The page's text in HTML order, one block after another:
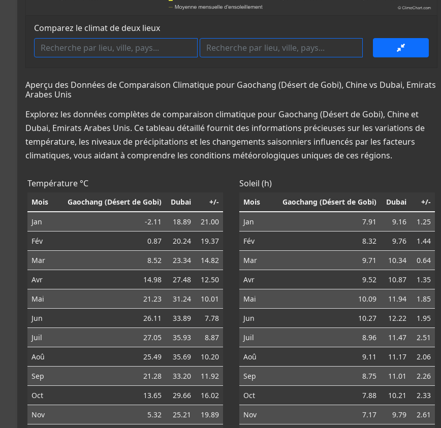
Comparez le climat de deux lieux
Aperçu des Données de Comparaison Climatique pour Gaochang (Désert de Gobi), Chine vs Dubai, Emirats
Arabes Unis
Explorez les données complètes de comparaison climatique pour Gaochang (Désert de Gobi), Chine et
Dubai, Emirats Arabes Unis. Ce tableau détaillé fournit des informations précieuses sur les variations de
température, les niveaux de précipitations et les changements saisonniers influencés par les facteurs
climatiques, vous aidant à comprendre les conditions météorologiques uniques de ces régions.
Température °C
Mois Gaochang (Désert de Gobi) Dubai +/-
Jan -2.11 18.89
21.00
Fév
0.87 20.24
19.37
Mar
8.52 23.34
14.82
Avr
14.98 27.48
12.50
Mai
21.23 31.24
10.01
Jun
26.11 33.89
7.78
Juil
27.05 35.93
8.87
Aoû
25.49 35.69
10.20
Sep
21.28 33.20
11.92
Oct
13.65 29.66
16.02
Nov
5.32 25.21
19.89
Soleil (h)
Mois Gaochang (Désert de Gobi) Dubai +/-
Jan 7.91 9.16
1.25
Fév
8.32 9.76
1.44
Mar
9.71 10.34
0.64
Avr
9.52 10.87
1.35
Mai
10.09 11.94
1.85
Jun
10.27 12.22
1.95
Juil
8.96 11.47
2.51
Aoû
9.11 11.17
2.06
Sep
8.75 11.01
2.26
Oct
7.88 10.21
2.33
Nov
7.17 9.79
2.61